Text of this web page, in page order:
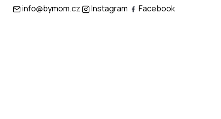
info@bymom.cz Instagram Facebook